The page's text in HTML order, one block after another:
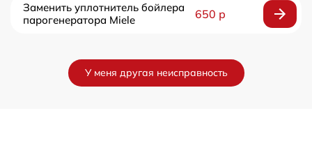
Заменить уплотнитель бойлера
парогенератора Miele
650 р
У меня другая неисправность